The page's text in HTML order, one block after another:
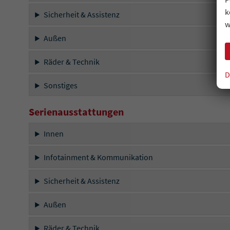
Sicherheit & Assistenz
Außen
Räder & Technik
Sonstiges
Serienausstattungen
Innen
Infotainment & Kommunikation
Sicherheit & Assistenz
Außen